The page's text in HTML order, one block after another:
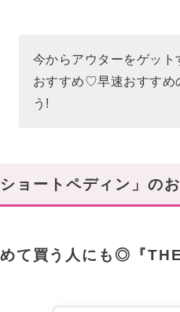
今からアウターをゲッ
おすすめ♡早速おすすめ
う!
ショートペディン」の
て買う人にも◎『